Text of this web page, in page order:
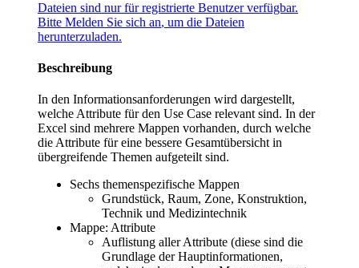
Dateien sind nur für registrierte Benutzer verfügbar.
Bitte Melden Sie sich an, um die Dateien
herunterzuladen.
Beschreibung
In den Informationsanforderungen wird dargestellt,
welche Attribute für den Use Case relevant sind. In der
Excel sind mehrere Mappen vorhanden, durch welche
die Attribute für eine bessere Gesamtübersicht in
übergreifende Themen aufgeteilt sind.
Sechs themenspezifische Mappen
Grundstück, Raum, Zone, Konstruktion,
Technik und Medizintechnik
Mappe: Attribute
Auflistung aller Attribute (diese sind die
Grundlage der Hauptinformationen,